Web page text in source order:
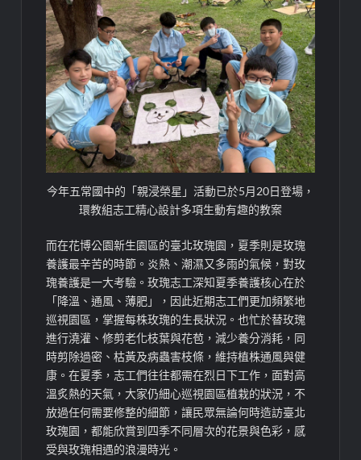
今年五常國中的「親浸榮星」活動已於5月20日登場，
環教組志工精心設計多項生動有趣的教案
而在花博公園新生園區的臺北玫瑰園，夏季則是玫瑰
養護最辛苦的時節。炎熱、潮濕又多雨的氣候，對玫
瑰養護是一大考驗。玫瑰志工深知夏季養護核心在於
「降溫、通風、薄肥」，因此近期志工們更加頻繁地
巡視園區，掌握每株玫瑰的生長狀況。也忙於替玫瑰
進行澆灌、修剪老化枝葉與花苞，減少養分消耗，同
時剪除過密、枯黃及病蟲害枝條，維持植株通風與健
康。在夏季，志工們往往都需在烈日下工作，面對高
溫炙熱的天氣，大家仍細心巡視園區植栽的狀況，不
放過任何需要修整的細節，讓民眾無論何時造訪臺北
玫瑰園，都能欣賞到四季不同層次的花景與色彩，感
受與玫瑰相遇的浪漫時光。